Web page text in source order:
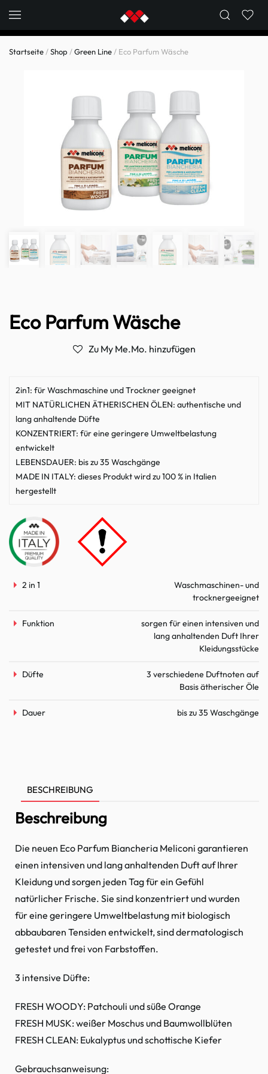
Skip to main content
Startseite /Shop /Green Line / Eco Parfum Wäsche
Eco Parfum Wäsche
Zu My Me.Mo. hinzufügen
2in1: für Waschmaschine und Trockner geeignet
MIT NATÜRLICHEN ÄTHERISCHEN ÖLEN: authentische und
lang anhaltende Düfte
KONZENTRIERT: für eine geringere Umweltbelastung
entwickelt
LEBENSDAUER: bis zu 35 Waschgänge
MADE IN ITALY: dieses Produkt wird zu 100 % in Italien
hergestellt
2 in 1
Waschmaschinen- und
trocknergeeignet
Funktion
sorgen für einen intensiven und
lang anhaltenden Duft Ihrer
Kleidungsstücke
Düfte
3 verschiedene Duftnoten auf
Basis ätherischer Öle
Dauer bis zu 35 Waschgänge
BESCHREIBUNG
Beschreibung
Die neuen Eco Parfum Biancheria Meliconi garantieren
einen intensiven und lang anhaltenden Duft auf Ihrer
Kleidung und sorgen jeden Tag für ein Gefühl
natürlicher Frische. Sie sind konzentriert und wurden
für eine geringere Umweltbelastung mit biologisch
abbaubaren Tensiden entwickelt, sind dermatologisch
getestet und frei von Farbstoffen.
3 intensive Düfte:
FRESH WOODY: Patchouli und süße Orange
FRESH MUSK: weißer Moschus und Baumwollblüten
FRESH CLEAN: Eukalyptus und schottische Kiefer
Gebrauchsanweisung: